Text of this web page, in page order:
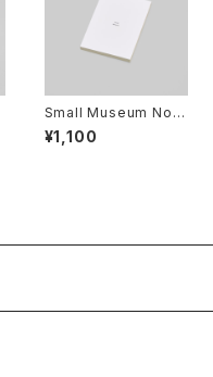
Small Museum Note
book
¥1,100